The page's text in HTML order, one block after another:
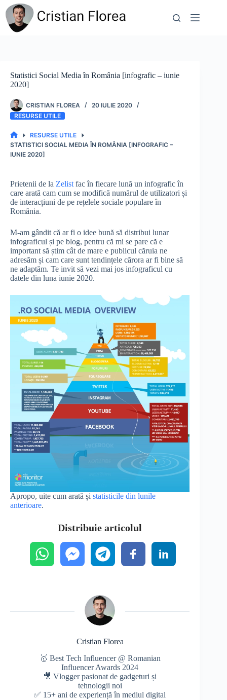
Sari
conținut
Statistici Social Media în România [infografic – iunie
2020]
CRISTIAN FLOREA
20 IULIE 2020
RESURSE UTILE
PRIMA
PAGINĂ
RESURSE UTILE
STATISTICI SOCIAL MEDIA ÎN ROMÂNIA [INFOGRAFIC –
IUNIE 2020]
Prietenii de la Zelist fac în fiecare lună un infografic în
care arată cam cum se modifică numărul de utilizatori și
de interacțiuni de pe rețelele sociale populare în
România.
M-am gândit că ar fi o idee bună să distribui lunar
infograficul și pe blog, pentru că mi se pare că e
important să știm cât de mare e publicul căruia ne
adresăm și cam care sunt tendințele cărora ar fi bine să
ne adaptăm. Te invit să vezi mai jos infograficul cu
datele din luna iunie 2020.
Apropo, uite cum arată și statisticile din lunile
anterioare.
Distribuie articolul
Cristian Florea
🥇 Best Tech Influencer @ Romanian
Influencer Awards 2024
🎥 Vlogger pasionat de gadgeturi și
tehnologii noi
✅ 15+ ani de experiență în mediul digital